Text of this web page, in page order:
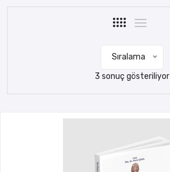
Sıralama
3 sonuç gösteriliyor